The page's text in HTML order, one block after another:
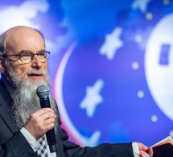
Útok!
Piskoř